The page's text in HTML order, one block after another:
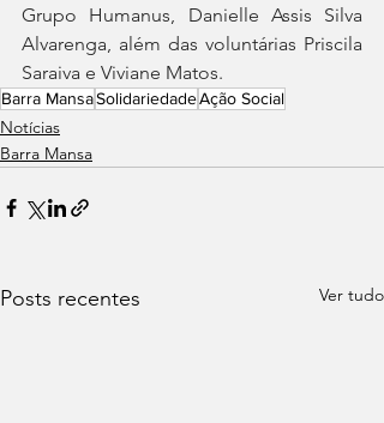
Grupo Humanus, Danielle Assis Silva
Alvarenga, além das voluntárias Priscila
Saraiva e Viviane Matos.
Barra MansaSolidariedadeAção Social
Notícias
Barra Mansa
Posts recentes Ver tudo